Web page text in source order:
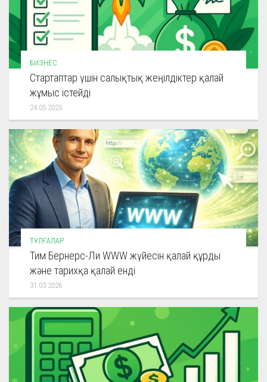
БИЗНЕС
Стартаптар үшін салықтық жеңілдіктер қалай
жұмыс істейді
24.05.2025
ТҰЛҒАЛАР
Тим Бернерс-Ли WWW жүйесін қалай құрды
және тарихқа қалай енді
31.03.2026